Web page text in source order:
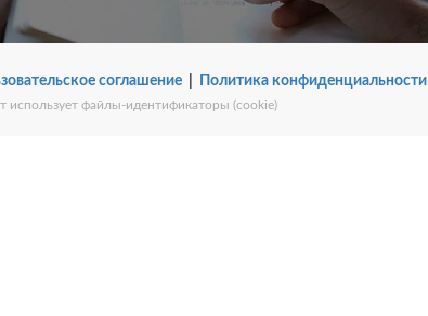
соглашение| Политика конфиденциальности
использует файлы-идентификаторы (cookie)